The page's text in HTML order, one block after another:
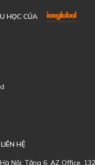
HỌC CỦA
HỆ
Nội: Tầng 6, AZ Office,